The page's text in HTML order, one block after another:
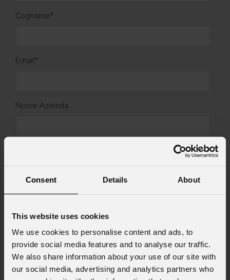
Consent Details About
This website uses cookies
We use cookies to personalise content and ads, to
provide social media features and to analyse our traffic.
We also share information about your use of our site with
our social media, advertising and analytics partners who
Cognome*
Email*
Nome Azienda
Cell.
Messaggio